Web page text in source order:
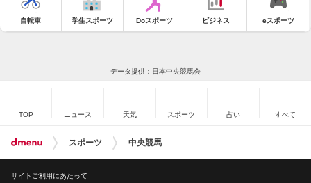
自転車 学生スポーツ Doスポーツ ビジネス eスポーツ
データ提供：日本中央競馬会
TOP ニュース 天気 スポーツ 占い すべて
スポーツ 中央競馬
サイトご利用にあたって